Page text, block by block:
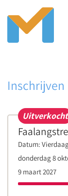
Inschrijven
Uitverkocht
Datum:
donderdag 8
9 maart 2027